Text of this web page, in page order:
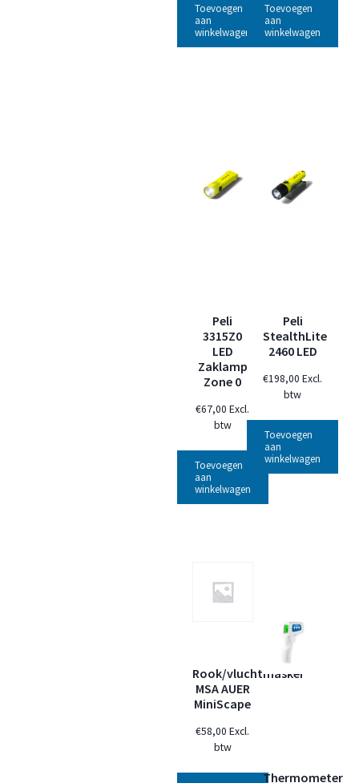
Toevoegen
aan
winkelwagen
Toevoegen
aan
winkelwagen
Peli
3315Z0
LED
Zaklamp
Zone 0
€67,00 Excl.
btw
Toevoegen
aan
winkelwagen
Peli
StealthLite
2460 LED
€198,00 Excl.
btw
Toevoegen
aan
winkelwagen
Rook/vluchtmasker
MSA AUER
MiniScape
€58,00 Excl.
btw
Thermometer